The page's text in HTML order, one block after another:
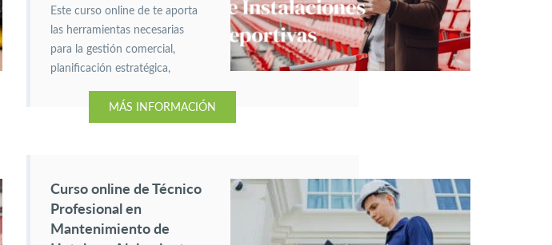
Este curso online de te aporta
las herramientas necesarias
para la gestión comercial,
planificación estratégica,
centros deportivos.MÁS INFORMACIÓN
Curso online de Técnico
Profesional en
Mantenimiento de